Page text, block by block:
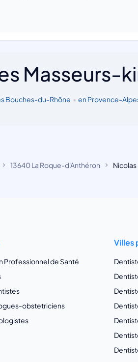
Masseurs-
Bouches-du-Rhône • en Provence-
13640 La Roque-d'Anthéron Nicolas
Professionnel de Santé
obstetriciens
Villes